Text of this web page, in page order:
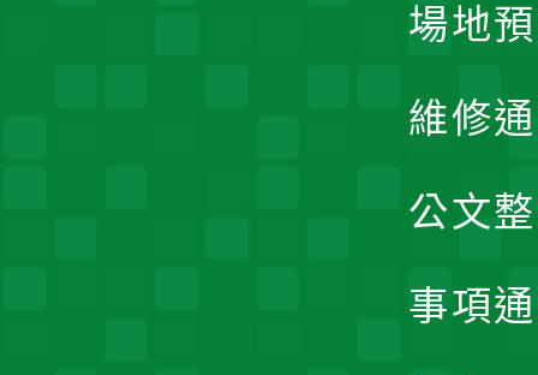
場地
維修
公文
事項